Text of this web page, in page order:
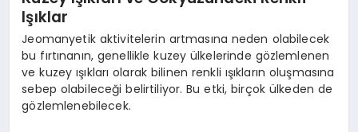
Işıklar
Jeomanyetik aktivitelerin artmasına neden olabilecek
bu fırtınanın, genellikle kuzey ülkelerinde gözlemlenen
ve kuzey ışıkları olarak bilinen renkli ışıkların oluşmasına
sebep olabileceği belirtiliyor. Bu etki, birçok ülkeden de
gözlemlenebilecek.